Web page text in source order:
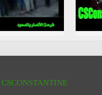
CSCONSTANTINE